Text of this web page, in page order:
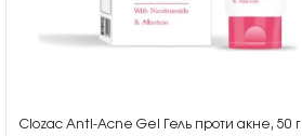
Clozac Anti-Acne Gel Гель проти акне, 50 г